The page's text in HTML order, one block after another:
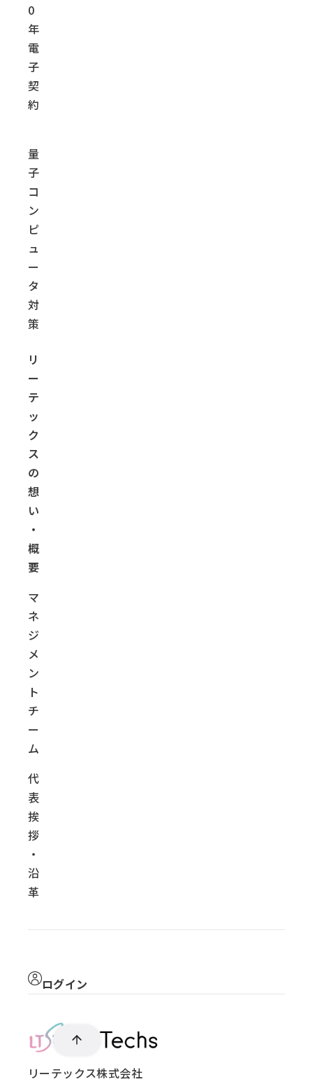
0
年
電
子
契
約
量
子
コ
ン
ピ
ュ
ー
タ
対
策
リ
ー
テ
ッ
ク
ス
の
想
い
・
概
要
マ
ネ
ジ
メ
ン
ト
チ
ー
ム
代
表
挨
拶
・
沿
革
リーテックス株式会社
ログイン